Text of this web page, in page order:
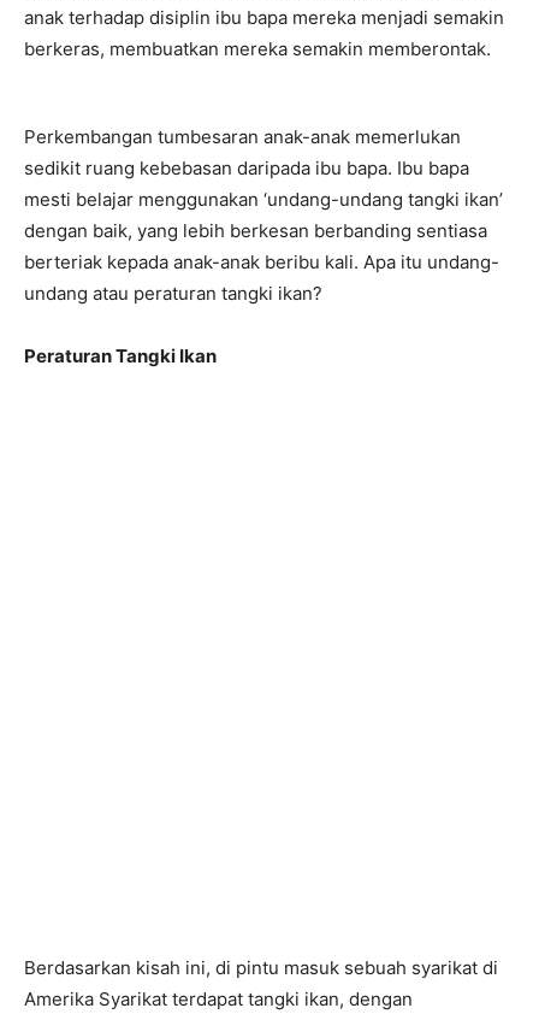
anak terhadap disiplin ibu bapa mereka menjadi semakin
berkeras, membuatkan mereka semakin memberontak.
Perkembangan tumbesaran anak-anak memerlukan
sedikit ruang kebebasan daripada ibu bapa. Ibu bapa
mesti belajar menggunakan ‘undang-undang tangki ikan’
dengan baik, yang lebih berkesan berbanding sentiasa
berteriak kepada anak-anak beribu kali. Apa itu undang-
undang atau peraturan tangki ikan?
Peraturan Tangki Ikan
Berdasarkan kisah ini, di pintu masuk sebuah syarikat di
Amerika Syarikat terdapat tangki ikan, dengan